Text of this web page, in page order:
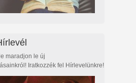
maradjon le új
Iratkozzék fel Hírlevelünkre!